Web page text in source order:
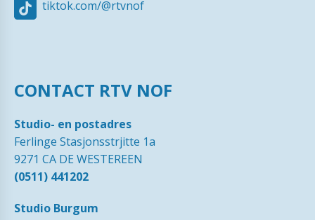
tiktok.com/@rtvnof
CONTACT RTV NOF
Studio- en postadres
Ferlinge Stasjonsstrjitte 1a
9271 CA DE WESTEREEN
(0511) 441202
Studio Burgum